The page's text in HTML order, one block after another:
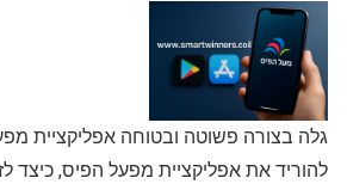
גלה בצורה פשוטה ובטוחה אפליקציית
להוריד את אפליקציית מפעל הפיס, כיצד